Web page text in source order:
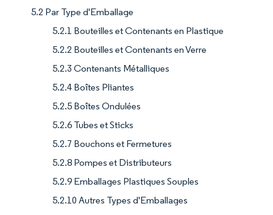
5.2 Par Type d'Emballage
5.2.1 Bouteilles et Contenants en Plastique
5.2.2 Bouteilles et Contenants en Verre
5.2.3 Contenants Métalliques
5.2.4 Boîtes Pliantes
5.2.5 Boîtes Ondulées
5.2.6 Tubes et Sticks
5.2.7 Bouchons et Fermetures
5.2.8 Pompes et Distributeurs
5.2.9 Emballages Plastiques Souples
5.2.10 Autres Types d'Emballages